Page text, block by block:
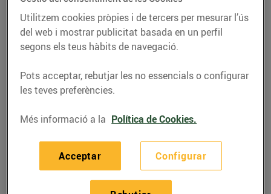
RECEPTES
Utilitzem cookies pròpies i de tercers per mesurar l’ús
del web i mostrar publicitat basada en un perfil
segons els teus hàbits de navegació.
Pots acceptar, rebutjar les no essencials o configurar
les teves preferències.
Més informació a la Política de Cookies.
Configurar
Acceptar